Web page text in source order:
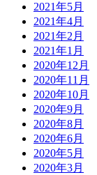
2021年5月
2021年4月
2021年2月
2021年1月
2020年12月
2020年11月
2020年10月
2020年9月
2020年8月
2020年6月
2020年5月
2020年3月